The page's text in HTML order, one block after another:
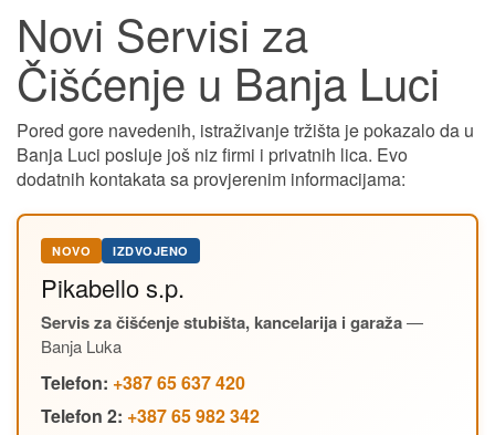
Novi Servisi za
Čišćenje u Banja Luci
Pored gore navedenih, istraživanje tržišta je pokazalo da u
Banja Luci posluje još niz firmi i privatnih lica. Evo
dodatnih kontakata sa provjerenim informacijama:
NOVO IZDVOJENO
Pikabello s.p.
Servis za čišćenje stubišta, kancelarija i garaža—
Banja Luka
Telefon: +387 65 637 420
Telefon 2: +387 65 982 342